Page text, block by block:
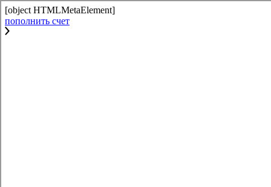
[object HTMLMetaElement]
пополнить счет